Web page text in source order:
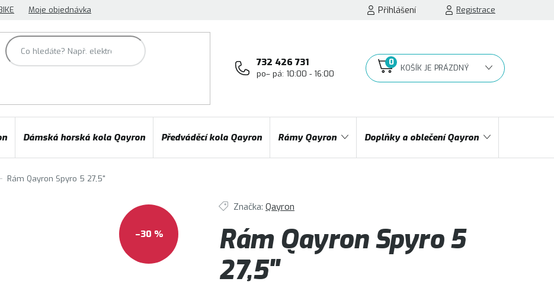
Moje objednávka Přihlášení Registrace
732 426 731
po– pá: 10:00 - 16:00
NÁKUPNÍ
Dámská horská kola Qayron Předváděcí kola Qayron Rámy Qayron Doplňky a oblečení Qayron
Rám Qayron Spyro 5 27,5"
Rám Qayron Spyro 5
27,5"
Značka:Qayron
–30 %